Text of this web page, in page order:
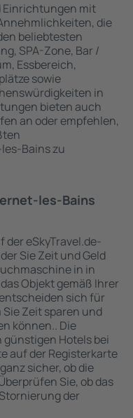
Einrichtungen mit
die
beliebtesten
SPA-Zone, Bar /
Essbereich,
sowie
in
bieten auch
an oder empfehlen,
Bains zu
les-Bains
eSkyTravel.de-
Sie Zeit und Geld
in in
Objekt gemäß Ihrer
sich für
Sie Zeit sparen und
können.. Die
Hotels bei
auf der Registerkarte
sicher, ob die
Sie, ob das
der